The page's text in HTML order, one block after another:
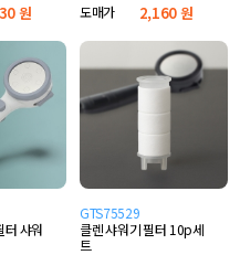
원
도매가
2,160 원
터 샤워
GTS75529
클렌 샤워기 필터 10p세
트